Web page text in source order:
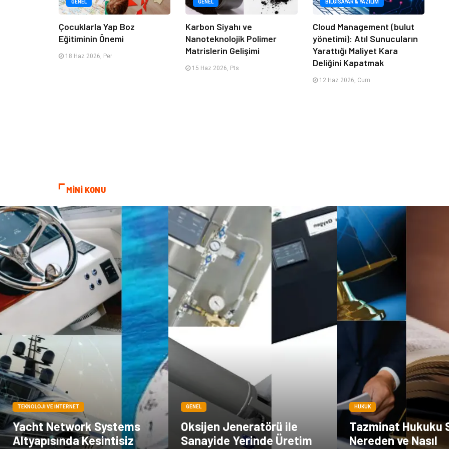
GENEL
Çocuklarla Yap Boz
Eğitiminin Önemi
18 Haz 2026, Per
GENEL
Karbon Siyahı ve
Nanoteknolojik Polimer
Matrislerin Gelişimi
15 Haz 2026, Pts
BILGISAYAR & YAZILIM
Cloud Management (bulut
yönetimi): Atıl Sunucuların
Yarattığı Maliyet Kara
Deliğini Kapatmak
12 Haz 2026, Cum
MİNİ KONU
TEKNOLOJI VE İNTERNET
Yacht Network Systems
Altyapısında Kesintisiz
GENEL
Oksijen Jeneratörü ile
Sanayide Yerinde Üretim
HUKUK
Tazminat Hukuku
Nereden ve Nasıl